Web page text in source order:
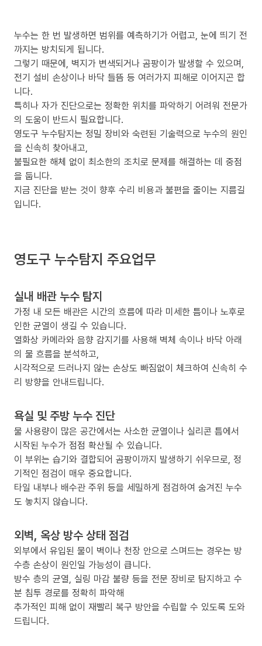
누수는 한 번 발생하면 범위를 예측하기가 어렵고, 눈에 띄기 전
까지는 방치되게 됩니다.
그렇기 때문에, 벽지가 변색되거나 곰팡이가 발생할 수 있으며,
전기 설비 손상이나 바닥 들뜸 등 여러가지 피해로 이어지곤 합
니다.
특히나 자가 진단으로는 정확한 위치를 파악하기 어려워 전문가
의 도움이 반드시 필요합니다.
영도구 누수탐지는 정밀 장비와 숙련된 기술력으로 누수의 원인
을 신속히 찾아내고,
불필요한 해체 없이 최소한의 조치로 문제를 해결하는 데 중점
을 둡니다.
지금 진단을 받는 것이 향후 수리 비용과 불편을 줄이는 지름길
입니다.
영도구 누수탐지 주요업무
실내 배관 누수 탐지
가정 내 모든 배관은 시간의 흐름에 따라 미세한 틈이나 노후로
인한 균열이 생길 수 있습니다.
열화상 카메라와 음향 감지기를 사용해 벽체 속이나 바닥 아래
의 물 흐름을 분석하고,
시각적으로 드러나지 않는 손상도 빠짐없이 체크하여 신속히 수
리 방향을 안내드립니다.
욕실 및 주방 누수 진단
물 사용량이 많은 공간에서는 사소한 균열이나 실리콘 틈에서
시작된 누수가 점점 확산될 수 있습니다.
이 부위는 습기와 결합되어 곰팡이까지 발생하기 쉬우므로, 정
기적인 점검이 매우 중요합니다.
타일 내부나 배수관 주위 등을 세밀하게 점검하여 숨겨진 누수
도 놓치지 않습니다.
외벽, 옥상 방수 상태 점검
외부에서 유입된 물이 벽이나 천장 안으로 스며드는 경우는 방
수층 손상이 원인일 가능성이 큽니다.
방수 층의 균열, 실링 마감 불량 등을 전문 장비로 탐지하고 수
분 침투 경로를 정확히 파악해
추가적인 피해 없이 재빨리 복구 방안을 수립할 수 있도록 도와
드립니다.